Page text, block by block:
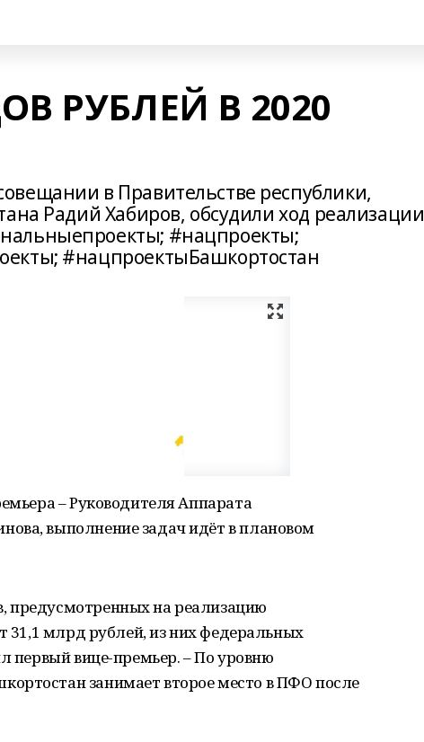
РУБЛЕЙ В 2020
в Правительстве республики,
Радий Хабиров, обсудили ход реализации
#нацпроекты;
#нацпроектыБашкортостан
– Руководителя Аппарата
выполнение задач идёт в плановом
на реализацию
31,1 млрд рублей, из них федеральных
первый вице-премьер. – По уровню
занимает второе место в ПФО после